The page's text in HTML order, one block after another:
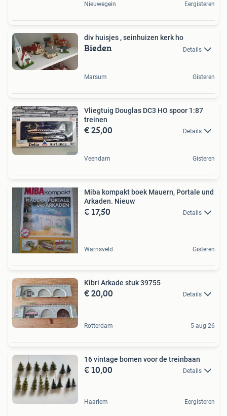
Nieuwegein Eergisteren
div huisjes , seinhuizen kerk ho
Bieden Details
Marsum Gisteren
Vliegtuig Douglas DC3 HO spoor 1:87
treinen
€ 25,00 Details
Veendam Gisteren
Miba kompakt boek Mauern, Portale und
Arkaden. Nieuw
€ 17,50 Details
Warnsveld Gisteren
Kibri Arkade stuk 39755
€ 20,00 Details
Rotterdam 5 aug 26
16 vintage bomen voor de treinbaan
€ 10,00 Details
Haarlem Eergisteren